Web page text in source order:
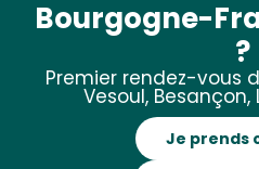
Bourgogne-
?
Premier rendez-vous
Vesoul, Besançon,
Je prends